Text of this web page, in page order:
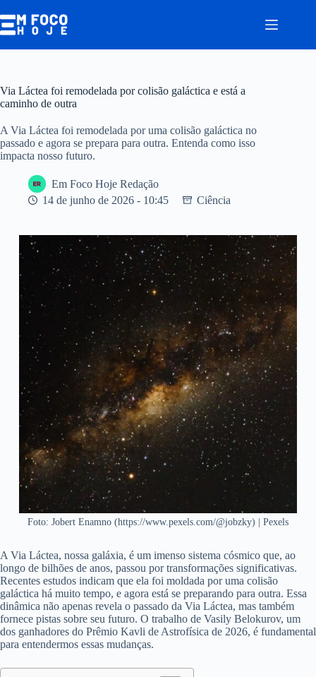
para
o
Via Láctea foi remodelada por colisão galáctica e está a
caminho de outra
A Via Láctea foi remodelada por uma colisão galáctica no
passado e agora se prepara para outra. Entenda como isso
impacta nosso futuro.
Em Foco Hoje Redação
14 de junho de 2026 - 10:45
Ciência
Foto: Jobert Enamno (https://www.pexels.com/@jobzky) | Pexels
A Via Láctea, nossa galáxia, é um imenso sistema cósmico que, ao
longo de bilhões de anos, passou por transformações significativas.
Recentes estudos indicam que ela foi moldada por uma colisão
galáctica há muito tempo, e agora está se preparando para outra. Essa
dinâmica não apenas revela o passado da Via Láctea, mas também
fornece pistas sobre seu futuro. O trabalho de Vasily Belokurov, um
dos ganhadores do Prêmio Kavli de Astrofísica de 2026, é fundamental
para entendermos essas mudanças.